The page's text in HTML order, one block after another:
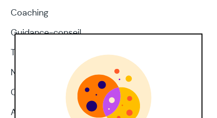
Coaching
Guidance-conseil
Thérapie d'acceptation et d'engagement
Neuropsychologie
CNV
Approches corporelles